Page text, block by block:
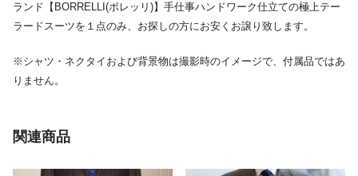
ランド【BORRELLI(ボレッリ)】手仕事ハンドワーク仕立ての極上テー
ラードスーツを１点のみ、お探しの方にお安くお譲り致します。
※シャツ・ネクタイおよび背景物は撮影時のイメージで、付属品ではあ
りません。
関連商品